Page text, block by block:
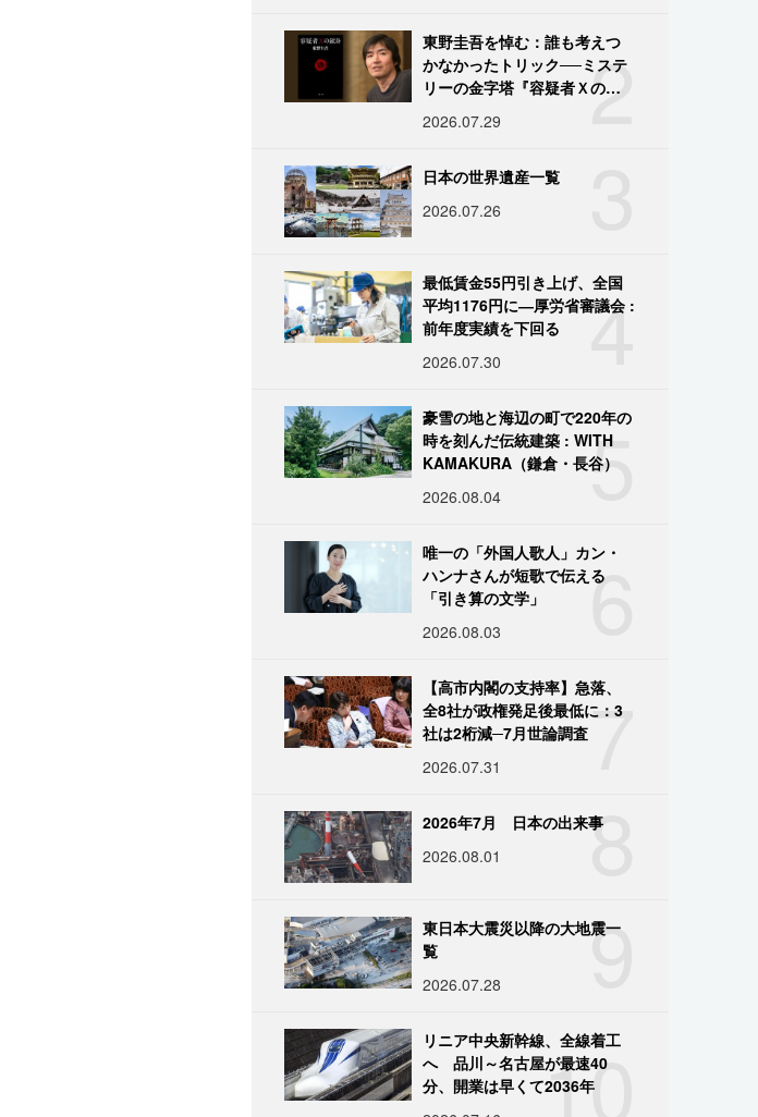
2
東野圭吾を悼む：誰も考えつ
かなかったトリック──ミステ
リーの金字塔『容疑者Ｘの献
2026.07.29
日本の世界遺産一覧
2026.07.26
4
最低賃金55円引き上げ、全国
平均1176円に―厚労省審議会 :
前年度実績を下回る
2026.07.30
5
豪雪の地と海辺の町で220年の
時を刻んだ伝統建築 : WITH
KAMAKURA（鎌倉・長谷）
2026.08.04
6
唯一の「外国人歌人」カン・
ハンナさんが短歌で伝える
「引き算の文学」
2026.08.03
7
【高市内閣の支持率】急落、
全8社が政権発足後最低に：3
社は2桁減─7月世論調査
2026.07.31
8
2026年7月 日本の出来事
2026.08.01
9
東日本大震災以降の大地震一
覧
2026.07.28
10
リニア中央新幹線、全線着工
へ 品川～名古屋が最速40
分、開業は早くて2036年